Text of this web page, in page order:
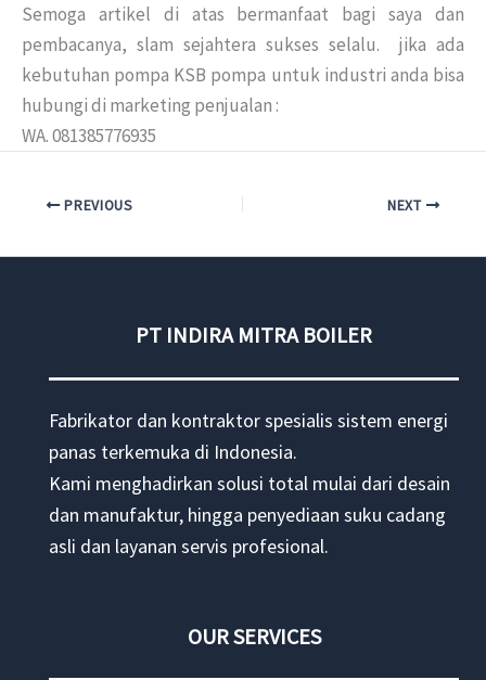
Semoga artikel di atas bermanfaat bagi saya dan
pembacanya, slam sejahtera sukses selalu. jika ada
kebutuhan pompa KSB pompa untuk industri anda bisa
hubungi di marketing penjualan :
WA. 081385776935
PREVIOUS NEXT
PT INDIRA MITRA BOILER
Fabrikator dan kontraktor spesialis sistem energi
panas terkemuka di Indonesia.
Kami menghadirkan solusi total mulai dari desain
dan manufaktur, hingga penyediaan suku cadang
asli dan layanan servis profesional.
OUR SERVICES